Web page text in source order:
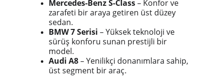
Mercedes-Benz S-Class– Konfor ve
zarafeti bir araya getiren üst düzey
sedan.
BMW 7 Serisi – Yüksek teknoloji ve
sürüş konforu sunan prestijli bir
model.
Audi A8– Yenilikçi donanımlara sahip,
üst segment bir araç.